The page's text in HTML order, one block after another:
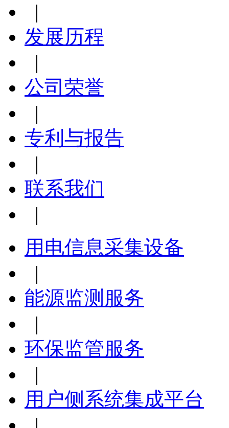
|
发展历程
|
公司荣誉
|
专利与报告
|
联系我们
|
用电信息采集设备
|
能源监测服务
|
环保监管服务
|
用户侧系统集成平台